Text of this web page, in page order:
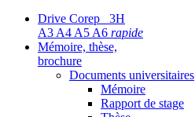
Drive Corep 3H
A3 A4 A5 A6 rapide
Mémoire, thèse,
brochure
Documents universitaires
Mémoire
Rapport de stage